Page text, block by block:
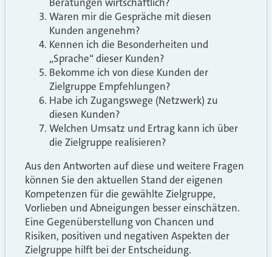
Waren mir die Gespräche mit diesen
Kunden angenehm?
Kennen ich die Besonderheiten und
„Sprache“ dieser Kunden?
Bekomme ich von diese Kunden der
Zielgruppe Empfehlungen?
Habe ich Zugangswege (Netzwerk) zu
diesen Kunden?
Welchen Umsatz und Ertrag kann ich über
die Zielgruppe realisieren?
Aus den Antworten auf diese und weitere Fragen
können Sie den aktuellen Stand der eigenen
Kompetenzen für die gewählte Zielgruppe,
Vorlieben und Abneigungen besser einschätzen.
Eine Gegenüberstellung von Chancen und
Risiken, positiven und negativen Aspekten der
Zielgruppe hilft bei der Entscheidung.